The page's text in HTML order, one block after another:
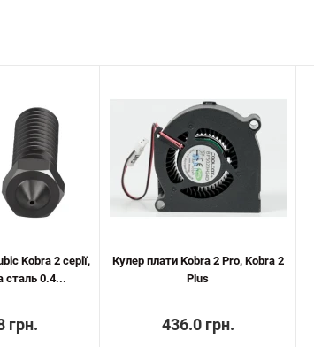
Kobra 2 серії,
сталь 0.4...
грн.
Кулер плати Kobra 2 Pro, Kobra 2
Plus
436.0 грн.